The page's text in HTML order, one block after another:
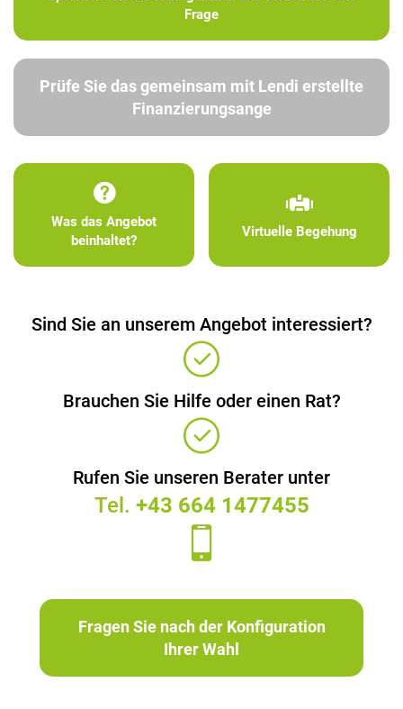
Frage
Prüfe Sie das gemeinsam mit Lendi erstellte
Finanzierungsange
Was das Angebot
beinhaltet?
Virtuelle Begehung
Sind Sie an unserem Angebot interessiert?
Brauchen Sie Hilfe oder einen Rat?
Rufen Sie unseren Berater unter
Tel. +43 664 1477455
Fragen Sie nach der Konfiguration
Ihrer Wahl